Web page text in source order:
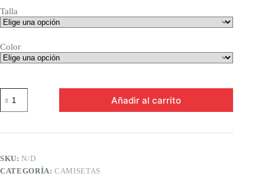
Talla
Color
Encanto
cantidad
Añadir al carrito
SKU:N/D
CATEGORÍA:CAMISETAS